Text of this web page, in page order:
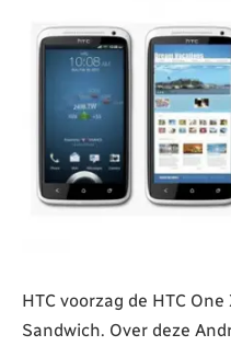
HTC voorzag de HTC
Sandwich. Over deze